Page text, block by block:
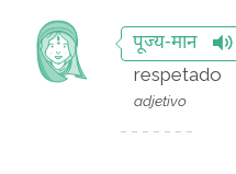
पूज्य-मान
respetado
adjetivo